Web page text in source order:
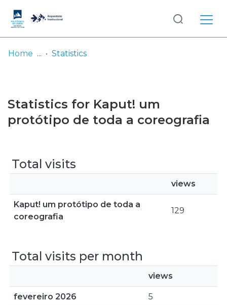
Browse repository
Log
In
Home Statistics
Statistics for Kaput! um
protótipo de toda a coreografia
Total visits
views
Kaput! um protótipo de toda a
coreografia
129
Total visits per month
views
fevereiro 2026 5